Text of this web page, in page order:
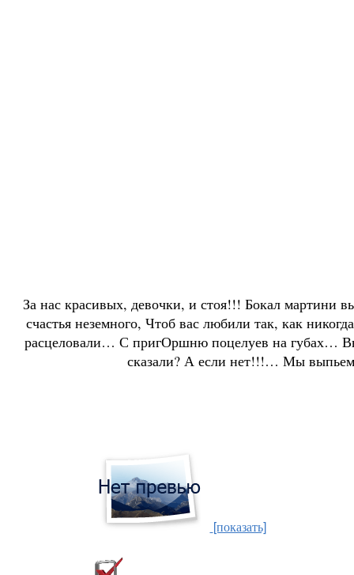
За нас красивых, девочки, и стоя!!! Бокал
счастья неземного, Чтоб вас любили так, как
расцеловали… С пригОршню поцелуев на губах…
сказали? А если нет!!!… Мы
[показать]